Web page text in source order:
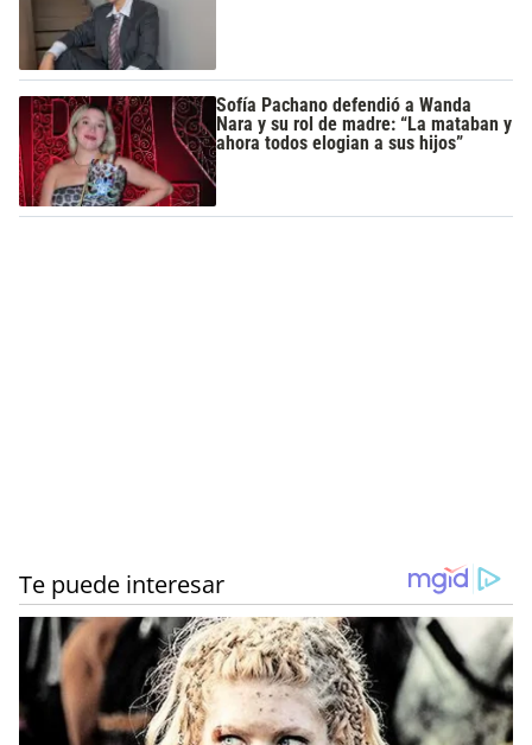
Sofía Pachano defendió a Wanda
Nara y su rol de madre: “La mataban y
ahora todos elogian a sus hijos”